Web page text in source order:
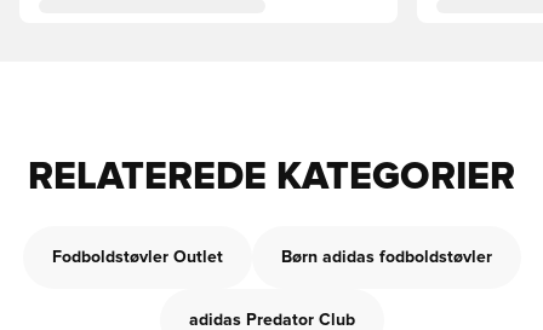
RELATEREDE KATEGORIER
Fodboldstøvler Outlet Børn adidas fodboldstøvler
adidas Predator Club